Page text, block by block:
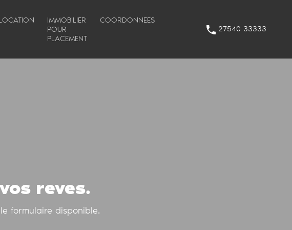
IMMOBILIER
POUR
PLACEMENT
COORDONNEES
27540 33333
reves.
formulaire disponible.